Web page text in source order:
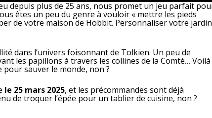
depuis plus de 25 ans, nous promet un jeu parfait
êtes un peu du genre à vouloir « mettre les pieds
de votre maison de Hobbit. Personnaliser votre jardin
dans l’univers foisonnant de Tolkien. Un peu de
les papillons à travers les collines de la Comté… Voilà
sauver le monde, non ?
le 25 mars 2025, et les précommandes sont déjà
de troquer l’épée pour un tablier de cuisine, non ?